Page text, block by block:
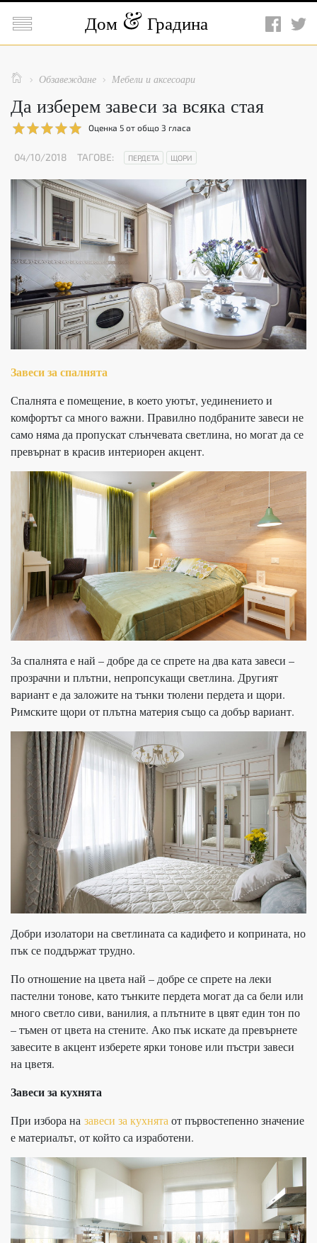
 Дом Градина
  Обзавеждане  Мебели и аксесоари
Да изберем завеси за всяка стая
Оценка 5 от общо 3 гласа
04/10/2018 ТАГОВЕ: ПЕРДЕТА ЩОРИ
Завеси за спалнята
Спалнята е помещение, в което уютът, уединението и
комфортът са много важни. Правилно подбраните завеси не
само няма да пропускат слънчевата светлина, но могат да се
превърнат в красив интериорен акцент.
За спалнята е най – добре да се спрете на два ката завеси –
прозрачни и плътни, непропсукащи светлина. Другият
вариант е да заложите на тънки тюлени пердета и щори.
Римските щори от плътна материя също са добър вариант.
Добри изолатори на светлината са кадифето и коприната, но
пък се поддържат трудно.
По отношение на цвета най – добре се спрете на леки
пастелни тонове, като тънките пердета могат да са бели или
много светло сиви, ванилия, а плътните в цвят един тон по
– тъмен от цвета на стените. Ако пък искате да превърнете
завесите в акцент изберете ярки тонове или пъстри завеси
на цветя.
Завеси за кухнята
При избора на завеси за кухнята от първостепенно значение
е материалът, от който са изработени.